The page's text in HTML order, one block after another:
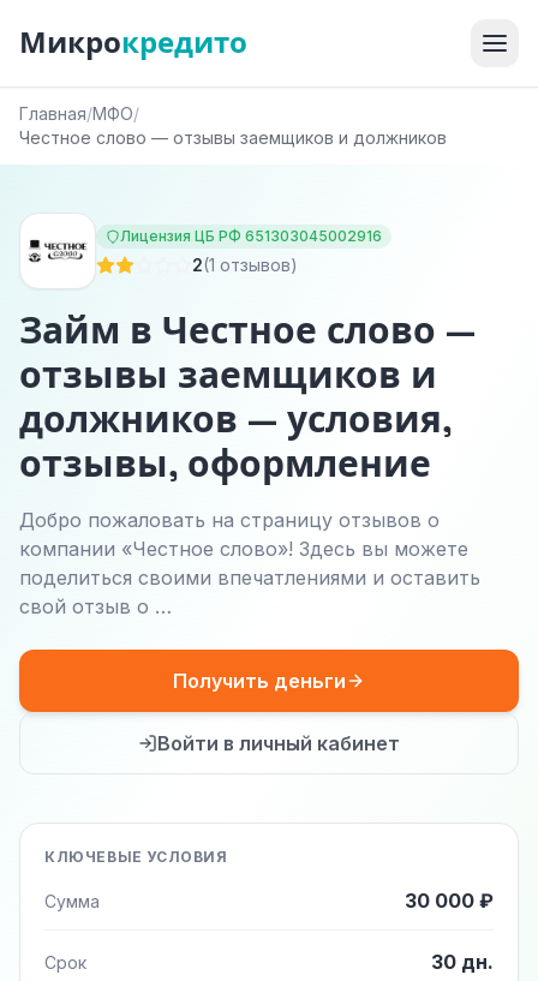
Микрокредито
Главная/МФО/
Честное слово — отзывы заемщиков и должников
Лицензия ЦБ РФ 651303045002916
2(1 отзывов)
Займ в Честное слово —
отзывы заемщиков и
должников — условия,
отзывы, оформление
Добро пожаловать на страницу отзывов о
компании «Честное слово»! Здесь вы можете
поделиться своими впечатлениями и оставить
свой отзыв о …
Получить деньги
Войти в личный кабинет
КЛЮЧЕВЫЕ УСЛОВИЯ
Сумма 30 000 ₽
Срок 30 дн.